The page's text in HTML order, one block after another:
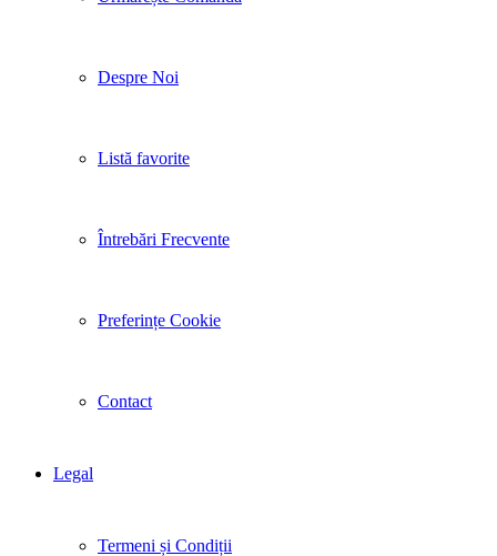
Despre Noi
Listă favorite
Întrebări Frecvente
Preferințe Cookie
Contact
Legal
Termeni și Condiții